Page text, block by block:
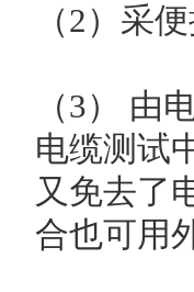
（2）采
（3） 由
电缆测试
又免去了
合也可用